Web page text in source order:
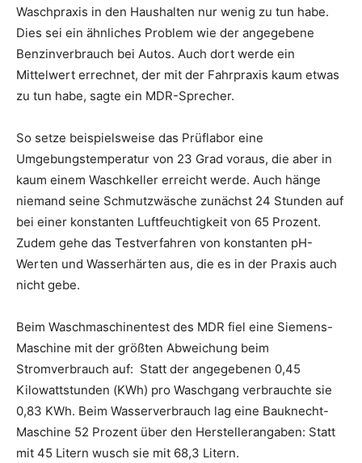
Waschpraxis in den Haushalten nur wenig zu tun habe.
Dies sei ein ähnliches Problem wie der angegebene
Benzinverbrauch bei Autos. Auch dort werde ein
Mittelwert errechnet, der mit der Fahrpraxis kaum etwas
zu tun habe, sagte ein MDR-Sprecher.
So setze beispielsweise das Prüflabor eine
Umgebungstemperatur von 23 Grad voraus, die aber in
kaum einem Waschkeller erreicht werde. Auch hänge
niemand seine Schmutzwäsche zunächst 24 Stunden auf
bei einer konstanten Luftfeuchtigkeit von 65 Prozent.
Zudem gehe das Testverfahren von konstanten pH-
Werten und Wasserhärten aus, die es in der Praxis auch
nicht gebe.
Beim Waschmaschinentest des MDR fiel eine Siemens-
Maschine mit der größten Abweichung beim
Stromverbrauch auf: Statt der angegebenen 0,45
Kilowattstunden (KWh) pro Waschgang verbrauchte sie
0,83 KWh. Beim Wasserverbrauch lag eine Bauknecht-
Maschine 52 Prozent über den Herstellerangaben: Statt
mit 45 Litern wusch sie mit 68,3 Litern.